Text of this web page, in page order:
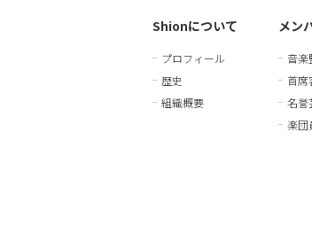
Shionについて
プロフィール
歴史
組織概要
メン
音楽
首席
名誉
楽団